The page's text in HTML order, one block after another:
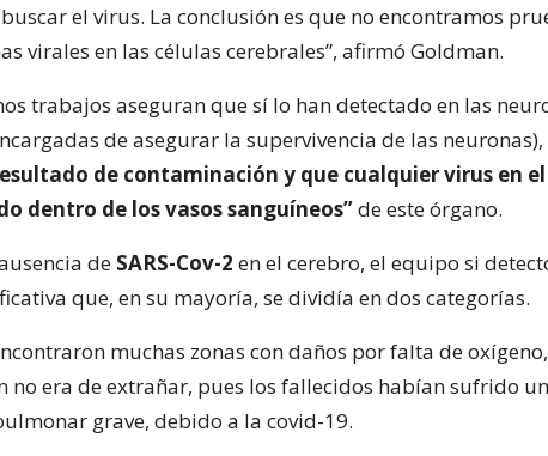
el virus. La conclusión es que no encontramos
virales en las células cerebrales”, afirmó Goldman.
trabajos aseguran que sí lo han detectado en las
de asegurar la supervivencia de las
de contaminación y que cualquier virus en
dentro de los vasos sanguíneos”de este órgano.
de SARS-Cov-2 en el cerebro, el equipo si
que, en su mayoría, se dividía en dos categorías.
muchas zonas con daños por falta de
no era de extrañar, pues los fallecidos habían sufrido
grave, debido a la covid-19.